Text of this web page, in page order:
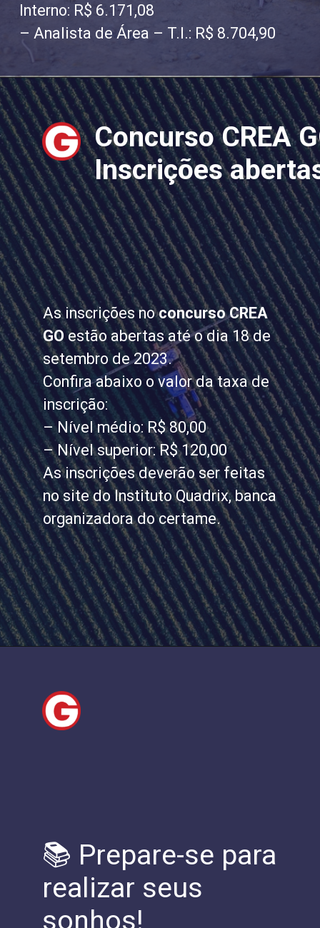
Interno: R$ 6.171,08
– Analista de Área – T.I.: R$ 8.704,90
Concurso CREA
Inscrições
As inscrições noconcurso CREA
GOestão abertas até o dia 18 de
setembro de 2023.
Confira abaixo o valor da taxa de
inscrição:
– Nível médio: R$ 80,00
– Nível superior: R$ 120,00
As inscrições deverão ser feitas
no site do Instituto Quadrix, banca
organizadora do certame.
📚 Prepare-se para
realizar seus
sonhos!